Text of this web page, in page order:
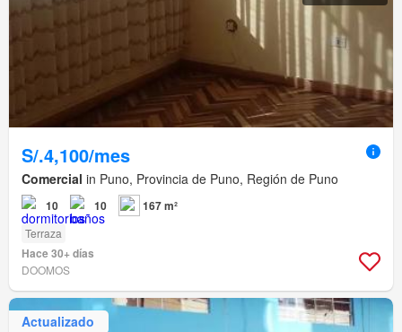
S/.4,100/mes
Comercial in Puno, Provincia de Puno, Región de Puno
10 10 167 m²
Terraza
Hace 30+ días
DOOMOS
Actualizado